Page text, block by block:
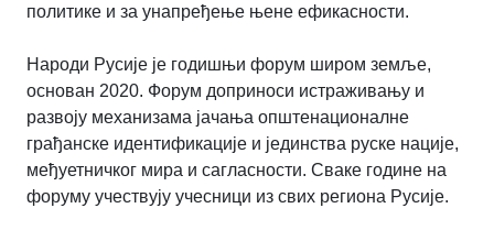
политике и за унапређење њене ефикасности.
Народи Русије је годишњи форум широм земље,
основан 2020. Форум доприноси истраживању и
развоју механизама јачања општенационалне
грађанске идентификације и јединства руске нације,
међуетничког мира и сагласности. Сваке године на
форуму учествују учесници из свих региона Русије.